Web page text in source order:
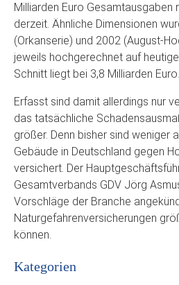
Milliarden Euro Gesamtausgaben
derzeit. Ähnliche Dimensionen
(Orkanserie) und 2002 (August-
jeweils hochgerechnet auf
Schnitt liegt bei 3,8 Milliarden Euro.
Erfasst sind damit allerdings nur
das tatsächliche
größer. Denn bisher sind weniger
Gebäude in Deutschland gegen
versichert. Der
Gesamtverbands GDV Jörg
Vorschläge der Branche
Naturgefahrenversicherungen
können.
Kategorien